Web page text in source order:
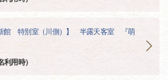
特別室（川側）】 半露天客室 『萌
利用時）